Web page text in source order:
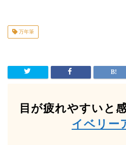
万年筆
目が疲れやすいと
イベリー